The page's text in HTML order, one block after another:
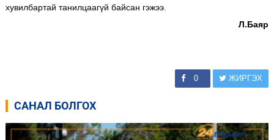
хувилбартай танилцаагүй байсан гэжээ.
Л.Баяр
0 ЖИРГЭХ
САНАЛ БОЛГОХ